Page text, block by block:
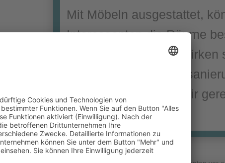
Mit Möbeln ausgestattet,
Interessenten die Räume
einschätzen, zudem wirken
einladender. Für
Neubauten erstellen wir
Ansichten.